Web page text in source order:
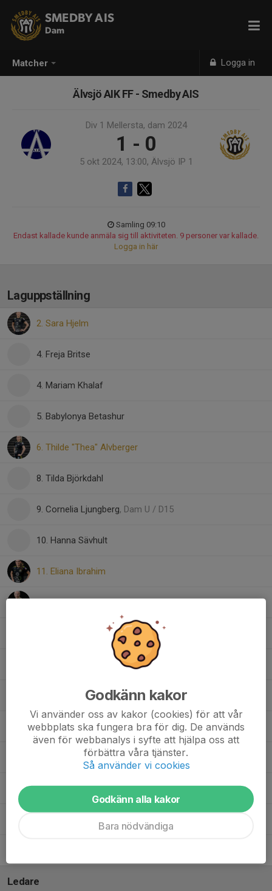
Matcher Logga in
SMEDBY AIS
Dam
Älvsjö AIK FF - Smedby AIS
Div 1 Mellersta, dam 2024
1 - 0
5 okt 2024, 13:00, Älvsjö IP 1
Samling 09:10
Endast kallade kunde anmäla sig till aktiviteten. 9 personer var kallade.
Logga in här
Laguppställning
2. Sara Hjelm
4. Freja Britse
4. Mariam Khalaf
5. Babylonya Betashur
6. Thilde "Thea" Alvberger
8. Tilda Björkdahl
9. Cornelia Ljungberg, Dam U / D15
10. Hanna Sävhult
11. Eliana Ibrahim
14. Anna Fredriksson
15. Ebba Jaensson
18. Felicia Zetterberg
20. Ester Eriksson
22. Beatrice Norén
23. Agnes Ekberg
Ledare
Godkänn kakor
Vi använder oss av kakor (cookies) för att vår
webbplats ska fungera bra för dig. De används
även för webbanalys i syfte att hjälpa oss att
förbättra våra tjänster.
Så använder vi cookies
Godkänn alla kakor
Bara nödvändiga